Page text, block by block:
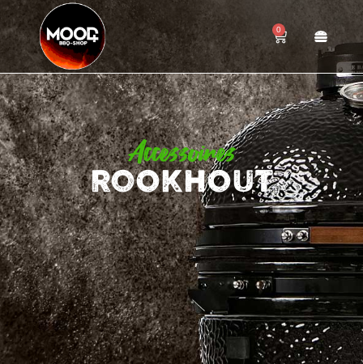
0
Accessoires
ROOKHOUT